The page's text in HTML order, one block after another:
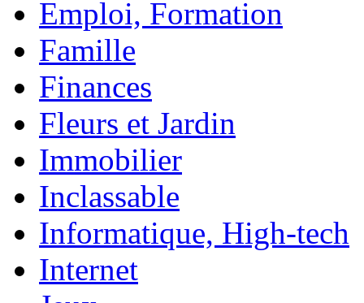
Emploi, Formation
Famille
Finances
Fleurs et Jardin
Immobilier
Inclassable
Informatique, High-tech
Internet